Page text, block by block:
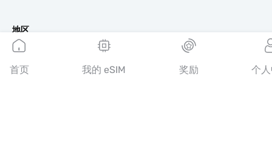
地区
欧洲 eSIM
亚洲 eSIM
首页 我的 eSIM 奖励 个